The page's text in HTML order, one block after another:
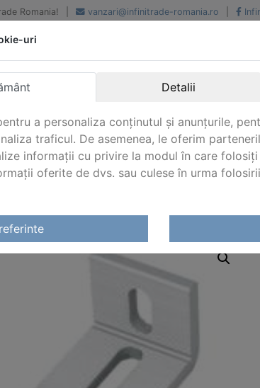
Romania! vanzari@infinitrade-romania.ro
renume
National si international
Livrari din
uri
Detalii
a personaliza conținutul și anunțurile,
traficul. De asemenea, le oferim
informații cu privire la modul în care
oferite de dvs. sau culese în urma